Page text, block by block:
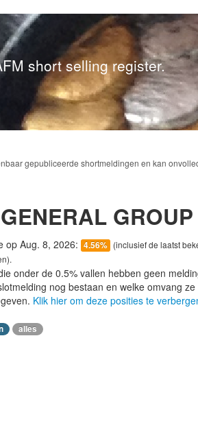
short selling register.
gepubliceerde shortmeldingen en kan
GROUP
op Aug. 8, 2026: 4.56% (inclusief de laatst
onder de 0.5% vallen hebben geen
nog bestaan en welke omvang
Klik hier om deze posities te
alles